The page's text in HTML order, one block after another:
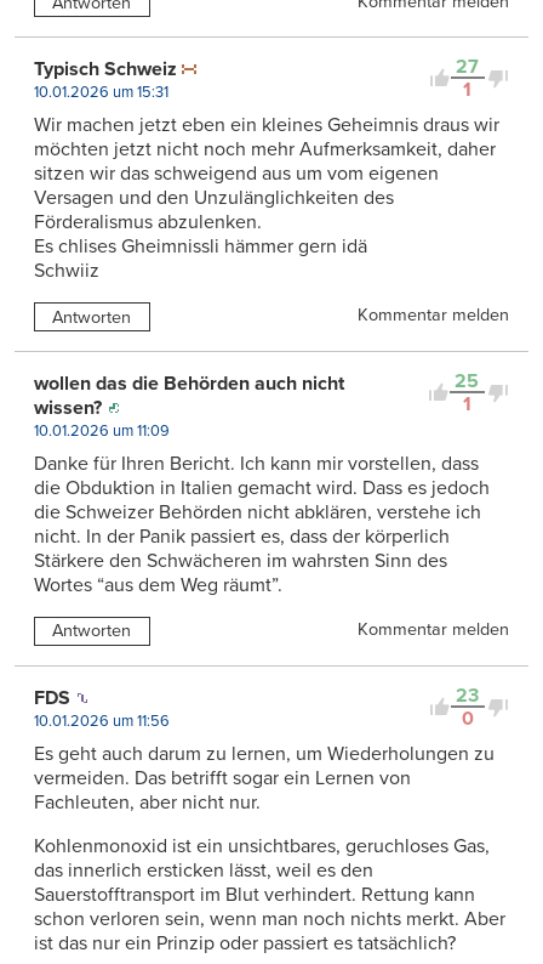
27
1
Typisch Schweiz
10.01.2026 um 15:31
Wir machen jetzt eben ein kleines Geheimnis draus wir
möchten jetzt nicht noch mehr Aufmerksamkeit, daher
sitzen wir das schweigend aus um vom eigenen
Versagen und den Unzulänglichkeiten des
Förderalismus abzulenken.
Es chlises Gheimnissli hämmer gern idä
Schwiiz
Antworten Kommentar melden
25
1
wollen das die Behörden auch nicht
wissen?
10.01.2026 um 11:09
Danke für Ihren Bericht. Ich kann mir vorstellen, dass
die Obduktion in Italien gemacht wird. Dass es jedoch
die Schweizer Behörden nicht abklären, verstehe ich
nicht. In der Panik passiert es, dass der körperlich
Stärkere den Schwächeren im wahrsten Sinn des
Wortes “aus dem Weg räumt”.
Antworten Kommentar melden
23
0
FDS
10.01.2026 um 11:56
Es geht auch darum zu lernen, um Wiederholungen zu
vermeiden. Das betrifft sogar ein Lernen von
Fachleuten, aber nicht nur.
Kohlenmonoxid ist ein unsichtbares, geruchloses Gas,
das innerlich ersticken lässt, weil es den
Sauerstofftransport im Blut verhindert. Rettung kann
schon verloren sein, wenn man noch nichts merkt. Aber
ist das nur ein Prinzip oder passiert es tatsächlich?